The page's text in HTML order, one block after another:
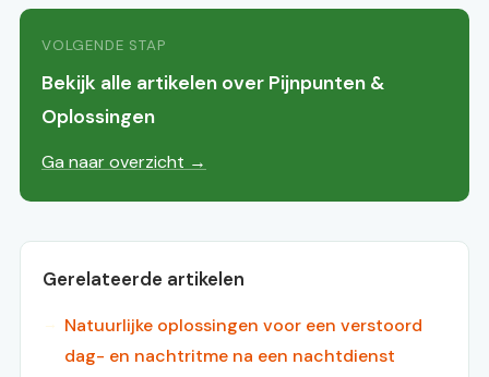
VOLGENDE STAP
Bekijk alle artikelen over Pijnpunten &
Oplossingen
Ga naar overzicht →
Gerelateerde artikelen
Natuurlijke oplossingen voor een verstoord
dag- en nachtritme na een nachtdienst